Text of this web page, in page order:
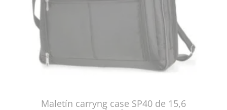
Maletín carryng case SP40 de 15,6